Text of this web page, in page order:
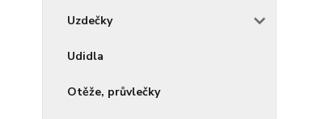
Uzdečky
Udidla
Otěže, průvlečky